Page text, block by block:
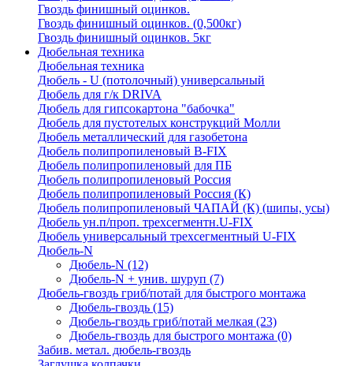
Гвоздь финишный оцинков.
Гвоздь финишный оцинков. (0,500кг)
Гвоздь финишный оцинков. 5кг
Дюбельная техника
Дюбельная техника
Дюбель - U (потолочный) универсальный
Дюбель для г/к DRIVA
Дюбель для гипсокартона "бабочка"
Дюбель для пустотелых конструкций Молли
Дюбель металлический для газобетона
Дюбель полипропиленовый В-FIX
Дюбель полипропиленовый для ПБ
Дюбель полипропиленовый Россия
Дюбель полипропиленовый Россия (К)
Дюбель полипропиленовый ЧАПАЙ (К) (шипы, усы)
Дюбель ун.п/проп. трехсегментн.U-FIX
Дюбель универсальный трехсегментный U-FIX
Дюбель-N
Дюбель-N (12)
Дюбель-N + унив. шуруп (7)
Дюбель-гвоздь гриб/потай для быстрого монтажа
Дюбель-гвоздь (15)
Дюбель-гвоздь гриб/потай мелкая (23)
Дюбель-гвоздь для быстрого монтажа (0)
Забив. метал. дюбель-гвоздь